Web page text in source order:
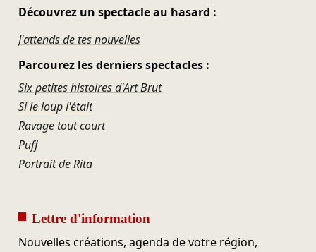
Découvrez un spectacle au hasard :
J'attends de tes nouvelles
Parcourez les derniers spectacles :
Six petites histoires d'Art Brut
Si le loup l'était
Ravage tout court
Puff
Portrait de Rita
Lettre d'information
Nouvelles créations, agenda de votre région,